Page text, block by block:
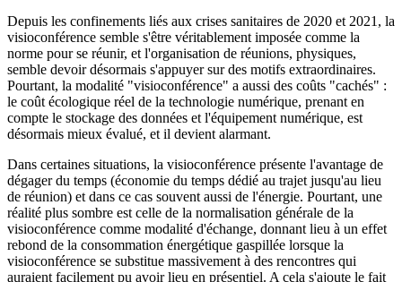
Depuis les confinements liés aux crises sanitaires de 2020 et 2021, la
visioconférence semble s'être véritablement imposée comme la
norme pour se réunir, et l'organisation de réunions, physiques,
semble devoir désormais s'appuyer sur des motifs extraordinaires.
Pourtant, la modalité "visioconférence" a aussi des coûts "cachés" :
le coût écologique réel de la technologie numérique, prenant en
compte le stockage des données et l'équipement numérique, est
désormais mieux évalué, et il devient alarmant.
Dans certaines situations, la visioconférence présente l'avantage de
dégager du temps (économie du temps dédié au trajet jusqu'au lieu
de réunion) et dans ce cas souvent aussi de l'énergie. Pourtant, une
réalité plus sombre est celle de la normalisation générale de la
visioconférence comme modalité d'échange, donnant lieu à un effet
rebond de la consommation énergétique gaspillée lorsque la
visioconférence se substitue massivement à des rencontres qui
auraient facilement pu avoir lieu en présentiel. A cela s'ajoute le fait